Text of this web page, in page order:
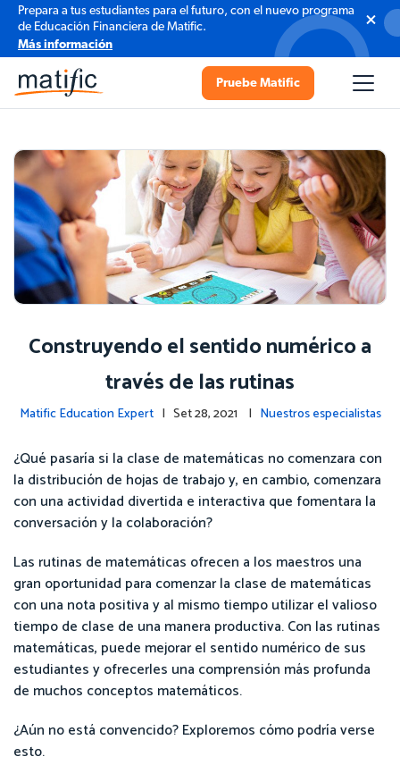
Prepara a tus estudiantes para el futuro, con el nuevo programa
de Educación Financiera de Matific.
Más información
Pruebe Matific
Construyendo el sentido numérico a
través de las rutinas
Matific Education Expert| Set 28, 2021 | Nuestros especialistas
¿Qué pasaría si la clase de matemáticas no comenzara con
la distribución de hojas de trabajo y, en cambio, comenzara
con una actividad divertida e interactiva que fomentara la
conversación y la colaboración?
Las rutinas de matemáticas ofrecen a los maestros una
gran oportunidad para comenzar la clase de matemáticas
con una nota positiva y al mismo tiempo utilizar el valioso
tiempo de clase de una manera productiva. Con las rutinas
matemáticas, puede mejorar el sentido numérico de sus
estudiantes y ofrecerles una comprensión más profunda
de muchos conceptos matemáticos.
¿Aún no está convencido? Exploremos cómo podría verse
esto.